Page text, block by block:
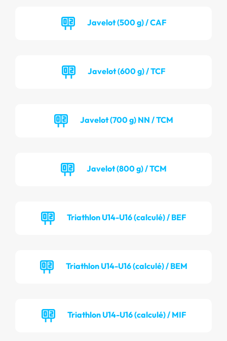
Javelot (500 g) / CAF
Javelot (600 g) / TCF
Javelot (700 g) NN / TCM
Javelot (800 g) / TCM
Triathlon U14-U16 (calculé) / BEF
Triathlon U14-U16 (calculé) / BEM
Triathlon U14-U16 (calculé) / MIF